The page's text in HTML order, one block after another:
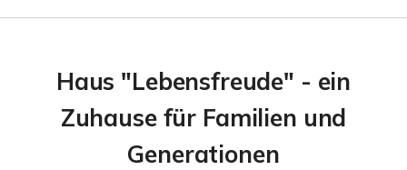
Haus "Lebensfreude" - ein
Zuhause für Familien und
Generationen